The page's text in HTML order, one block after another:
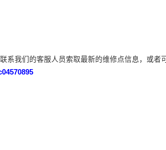
系我们的客服人员索取最新的维修点信息，或者可